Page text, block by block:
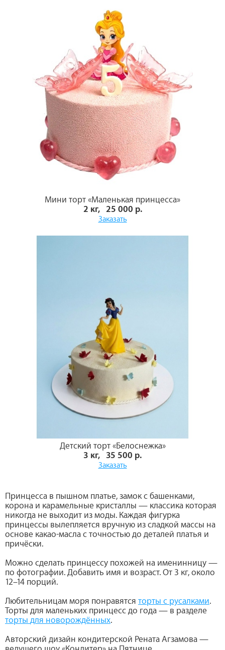
Мини торт «Маленькая принцесса»
2 кг, 25 000 р.
Заказать
Детский торт «Белоснежка»
3 кг, 35 500 р.
Заказать
Принцесса в пышном платье, замок с башенками,
корона и карамельные кристаллы — классика которая
никогда не выходит из моды. Каждая фигурка
принцессы вылепляется вручную из сладкой массы на
основе какао-масла с точностью до деталей платья и
причёски.
Можно сделать принцессу похожей на именинницу —
по фотографии. Добавить имя и возраст. От 3 кг, около
12–14 порций.
Любительницам моря понравятся торты с русалками.
Торты для маленьких принцесс до года — в разделе
торты для новорождённых.
Авторский дизайн кондитерской Рената Агзамова —